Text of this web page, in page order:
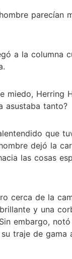
parecían
a la columna
miedo, Herring
asustaba tanto?
que
dejó la
las cosas
cerca de la
y una
embargo,
traje de gama